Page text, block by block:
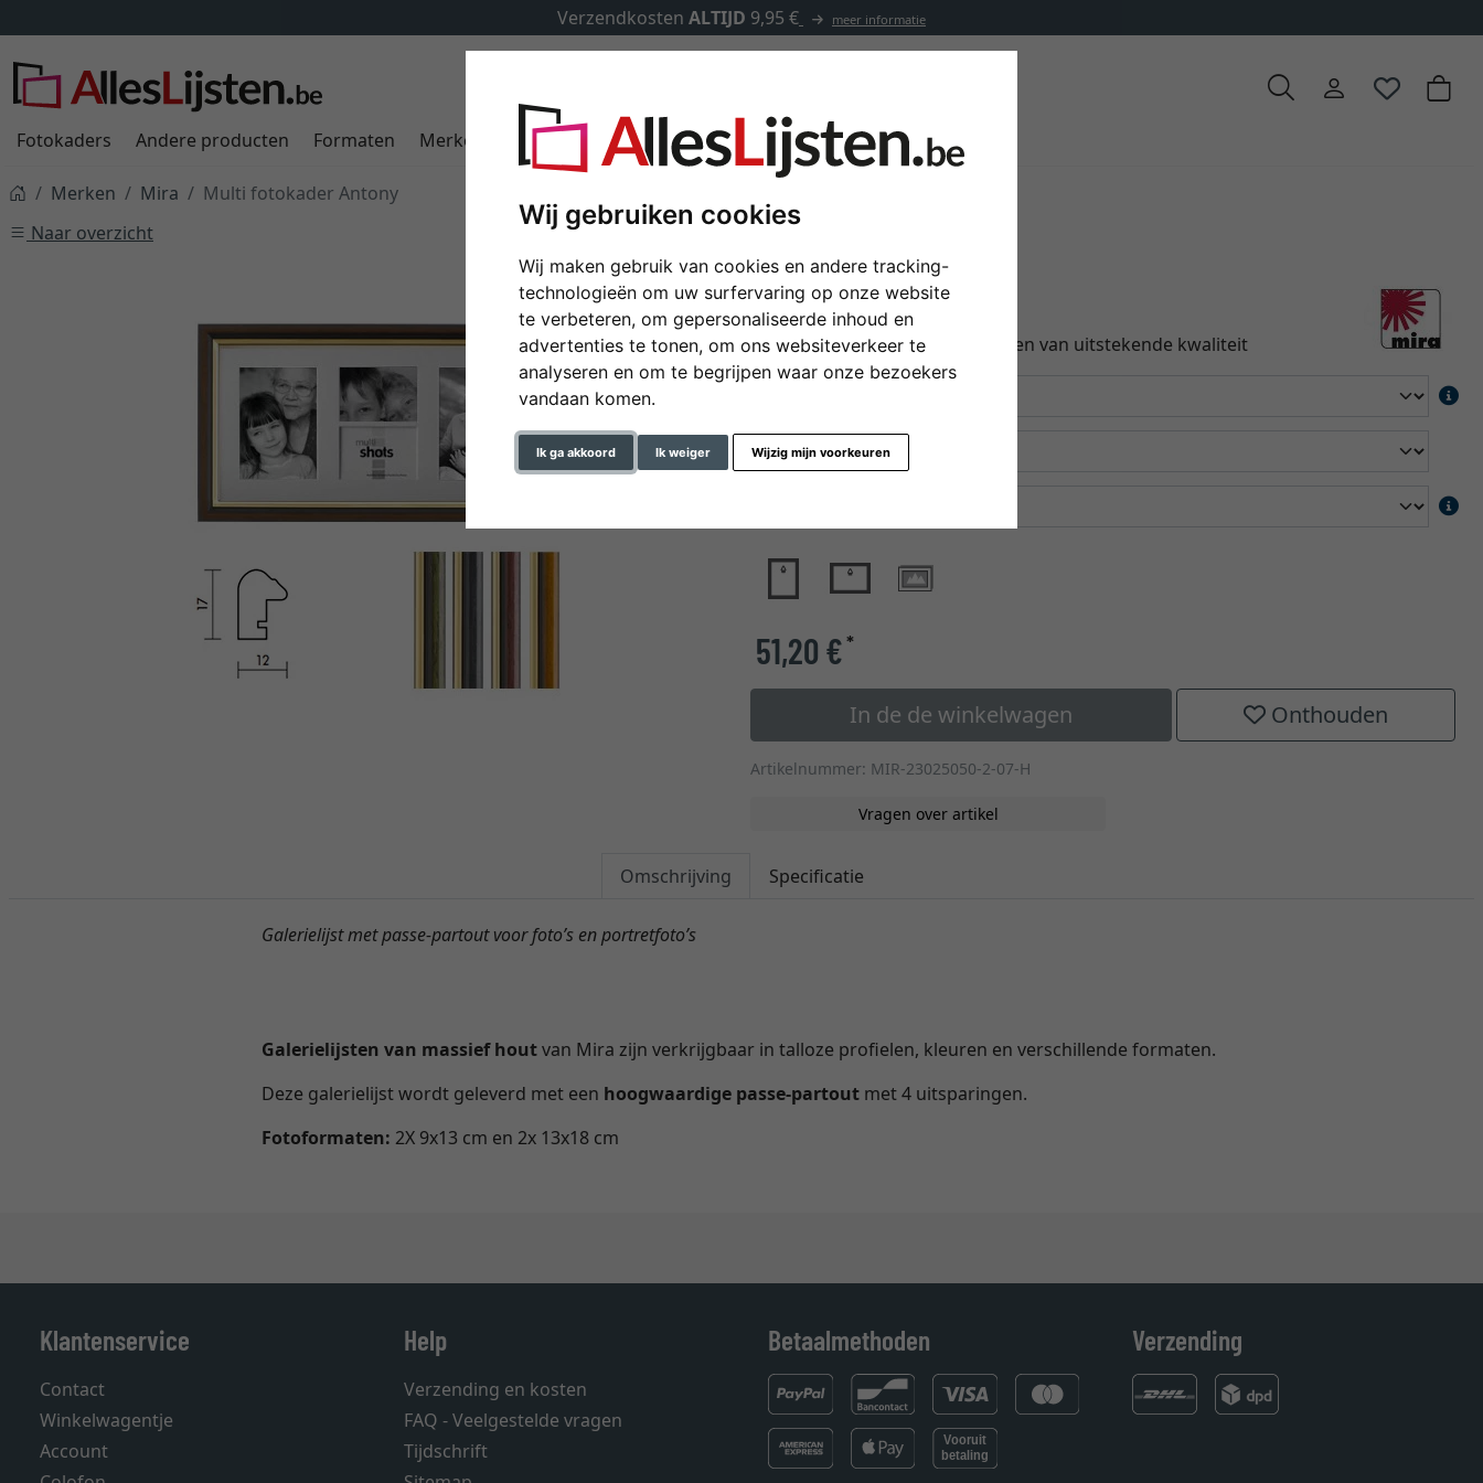
Wij gebruiken cookies
Wij maken gebruik van cookies en andere tracking-
technologieën om uw surfervaring op onze website
te verbeteren, om gepersonaliseerde inhoud en
advertenties te tonen, om ons websiteverkeer te
analyseren en om te begrijpen waar onze bezoekers
vandaan komen.
Ik ga akkoord Ik weiger Wijzig mijn voorkeuren
Verzendkosten ALTIJD 9,95 € meer informatie
Fotokaders Andere producten Formaten Merken Kaders op maat Passe-partouts Toebehoren
Merken Mira
Multi fotokader Antony
Naar overzicht
Multi fotokader Antony
Galeriekader in klassiek design en van uitstekende kwaliteit
kleur
51,20 €*
In de de winkelwagen Onthouden
Artikelnummer: MIR-23025050-2-07-H
Vragen over artikel
Omschrijving Specificatie
Galerielijst met passe-partout voor foto’s en portretfoto’s
Galerielijsten van massief houtvan Mira zijn verkrijgbaar in talloze profielen, kleuren en verschillende formaten.
Deze galerielijst wordt geleverd met een hoogwaardige passe-partout met 4 uitsparingen.
Fotoformaten: 2X 9x13 cm en 2x 13x18 cm
Klantenservice
Contact
Winkelwagentje
Account
Help
Verzending en kosten
FAQ - Veelgestelde vragen
Tijdschrift
Betaalmethoden Verzending